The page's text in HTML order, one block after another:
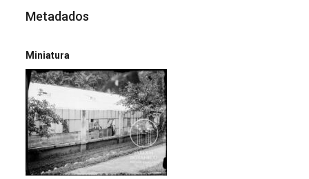
Metadados
Miniatura